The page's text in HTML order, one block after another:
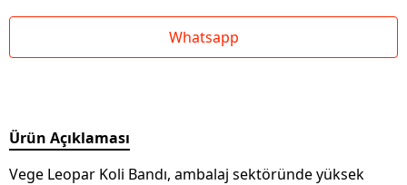
Whatsapp
Ürün Açıklaması
Vege Leopar Koli Bandı, ambalaj sektöründe yüksek